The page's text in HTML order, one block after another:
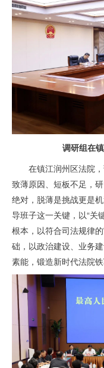
调研组在
在镇江润州区法院，
致薄原因、短板不足，
绝对，脱薄是挑战更是
导班子这一关键，以“关
根本，以符合司法规律
础，以政治建设、业务
素能，锻造新时代法院铁